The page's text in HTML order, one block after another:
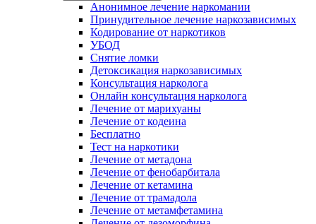
Анонимное лечение наркомании
Принудительное лечение наркозависимых
Кодирование от наркотиков
УБОД
Снятие ломки
Детоксикация наркозависимых
Консультация нарколога
Онлайн консультация нарколога
Лечение от марихуаны
Лечение от кодеина
Бесплатно
Тест на наркотики
Лечение от метадона
Лечение от фенобарбитала
Лечение от кетамина
Лечение от трамадола
Лечение от метамфетамина